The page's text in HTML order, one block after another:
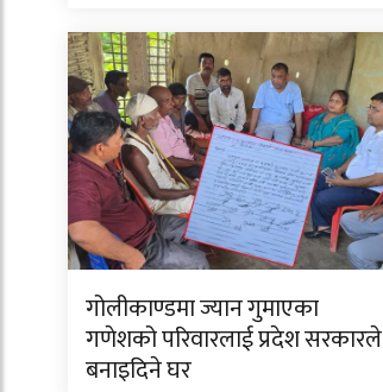
गोलीकाण्डमा ज्यान गुमाएका
गणेशको परिवारलाई प्रदेश सरकारले
बनाइदिने घर